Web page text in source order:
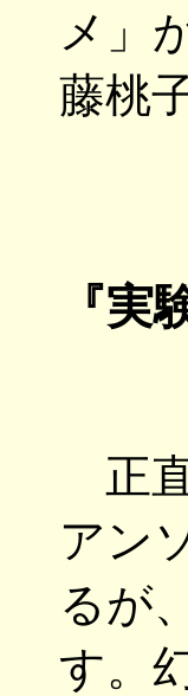
メ」
藤桃
『
正
アン
るが
す。